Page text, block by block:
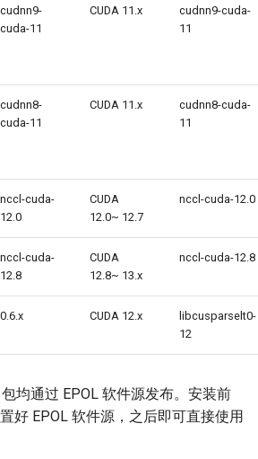
cudnn9-
cuda-11
CUDA 11.x
cudnn9-cuda-
11
cudnn8-
cuda-11
CUDA 11.x
cudnn8-cuda-
11
nccl-cuda-
12.0
CUDA
12.0~ 12.7
nccl-cuda-12.0
nccl-cuda-
12.8
CUDA
12.8~ 13.x
nccl-cuda-12.8
0.6.x CUDA 12.x
libcusparselt0-
12
均通过 EPOL 软件源发布。安装前
好 EPOL 软件源，之后即可直接使用